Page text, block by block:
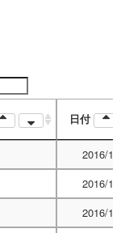
日付
2016/12/
2016/12/
2016/12/